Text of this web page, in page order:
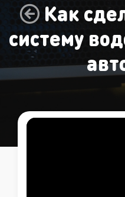
Как
систему